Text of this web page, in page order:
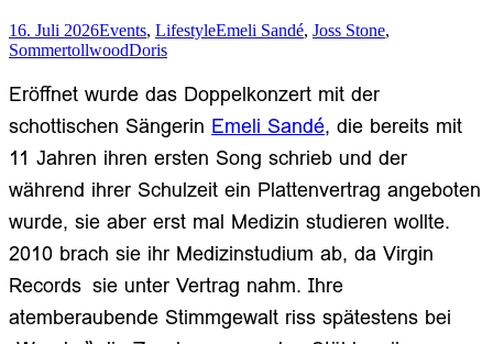
16. Juli 2026Events, LifestyleEmeli Sandé, Joss Stone,
SommertollwoodDoris
Eröffnet wurde das Doppelkonzert mit der
schottischen Sängerin Emeli Sandé, die bereits mit
11 Jahren ihren ersten Song schrieb und der
während ihrer Schulzeit ein Plattenvertrag angeboten
wurde, sie aber erst mal Medizin studieren wollte.
2010 brach sie ihr Medizinstudium ab, da Virgin
Records sie unter Vertrag nahm. Ihre
atemberaubende Stimmgewalt riss spätestens bei